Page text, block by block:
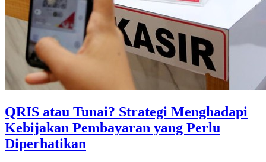
QRIS atau Tunai? Strategi Menghadapi
Kebijakan Pembayaran yang Perlu
Diperhatikan